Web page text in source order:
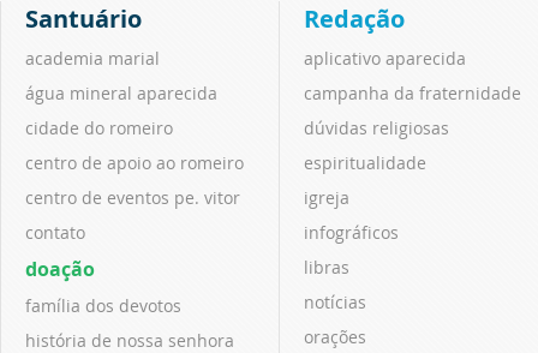
Santuário
academia marial
água mineral aparecida
cidade do romeiro
centro de apoio ao romeiro
centro de eventos pe. vitor
contato
doação
família dos devotos
história de nossa senhora
Redação
aplicativo aparecida
campanha da fraternidade
dúvidas religiosas
espiritualidade
igreja
infográficos
libras
notícias
orações